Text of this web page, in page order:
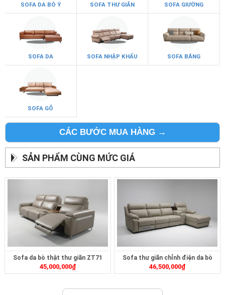
SOFA DA BÒ Ý SOFA THƯ GIÃN SOFA GIƯỜNG
SOFA DA SOFA NHẬP KHẨU SOFA BĂNG
SOFA GỖ
CÁC BƯỚC MUA HÀNG →
SẢN PHẨM CÙNG MỨC GIÁ
Sofa da bò thật thư giãn ZT71
45,000,000₫
Sofa thư giãn chỉnh điện da bò
ZT2621
46,500,000₫